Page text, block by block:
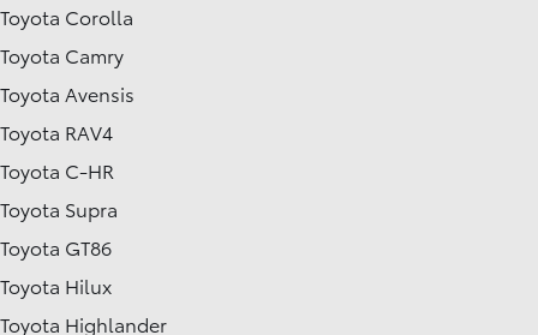
Toyota Corolla
Toyota Camry
Toyota Avensis
Toyota RAV4
Toyota C-HR
Toyota Supra
Toyota GT86
Toyota Hilux
Toyota Highlander